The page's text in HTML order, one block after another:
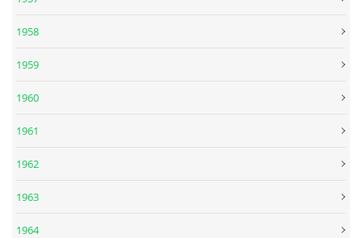
DISKOGRAFIE - EP II
DISKOGRAFIE - ALBA ŘADOVÁ
1958
1959
1960
1961
1962
1963
1964